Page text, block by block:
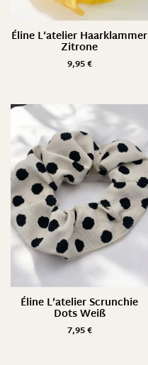
Éline L’atelier Haarklammer
Zitrone
9,95€
Éline L’atelier Scrunchie
Dots Weiß
7,95€